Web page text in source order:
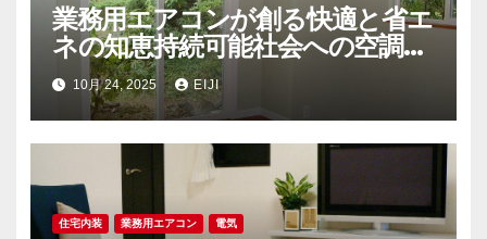
業務用エアコンが創る快適と省エ
ネの知恵持続可能社会への空調戦
略10月 24, 2025 EIJI
住宅内装 業務用エアコン 電気